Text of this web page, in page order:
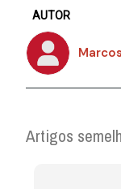
AUTOR
Artigos